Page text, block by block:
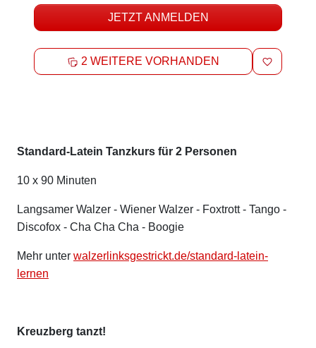
JETZT ANMELDEN
2 WEITERE VORHANDEN MERKEN
Beschreibung
Standard-Latein Tanzkurs für 2 Personen
10 x 90 Minuten
Langsamer Walzer - Wiener Walzer - Foxtrott - Tango -
Discofox - Cha Cha Cha - Boogie
Mehr unter walzerlinksgestrickt.de/standard-latein-
lernen
Kreuzberg tanzt!